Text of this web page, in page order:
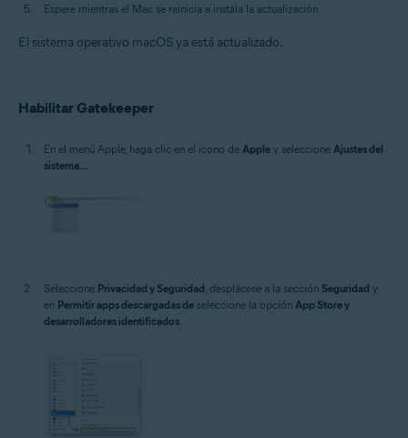
Espere mientras el Mac se reinicia e instala la actualización.
El sistema operativo macOS ya está actualizado.
Habilitar Gatekeeper
En el menú Apple, haga clic en el icono de Apple y seleccione Ajustes del
sistema...
Seleccione Privacidad y Seguridad, desplácese a la sección Seguridad y
en Permitir apps descargadas de seleccione la opción App Store y
desarrolladores identificados.